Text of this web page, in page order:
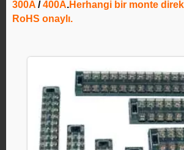
300A / 400A.Herhangi bir monte
RoHS onaylı.